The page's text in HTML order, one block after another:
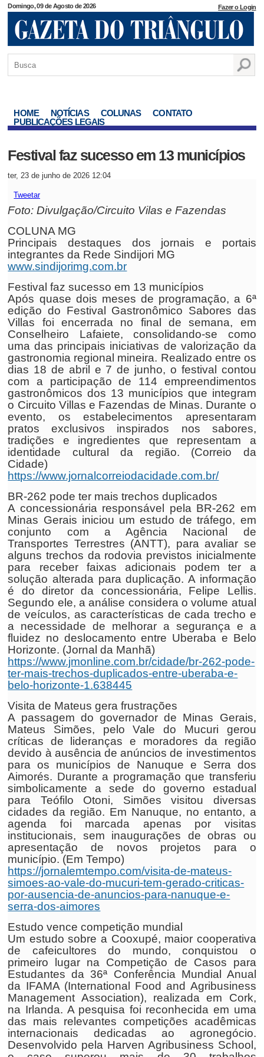
Domingo, 09 de Agosto de 2026 Fazer o Login
HOME NOTÍCIAS COLUNAS
CONTATO
PUBLICAÇÕES LEGAIS
Festival faz sucesso em 13 municípios
ter, 23 de junho de 2026 12:04
Tweetar
Foto: Divulgação/Circuito Vilas e Fazendas
COLUNA MG
Principais destaques dos jornais e portais
integrantes da Rede Sindijori MG
www.sindijorimg.com.br
Festival faz sucesso em 13 municípios
Após quase dois meses de programação, a 6ª
edição do Festival Gastronômico Sabores das
Villas foi encerrada no final de semana, em
Conselheiro Lafaiete, consolidando-se como
uma das principais iniciativas de valorização da
gastronomia regional mineira. Realizado entre os
dias 18 de abril e 7 de junho, o festival contou
com a participação de 114 empreendimentos
gastronômicos dos 13 municípios que integram
o Circuito Villas e Fazendas de Minas. Durante o
evento, os estabelecimentos apresentaram
pratos exclusivos inspirados nos sabores,
tradições e ingredientes que representam a
identidade cultural da região. (Correio da
Cidade)
https://www.jornalcorreiodacidade.com.br/
BR-262 pode ter mais trechos duplicados
A concessionária responsável pela BR-262 em
Minas Gerais iniciou um estudo de tráfego, em
conjunto com a Agência Nacional de
Transportes Terrestres (ANTT), para avaliar se
alguns trechos da rodovia previstos inicialmente
para receber faixas adicionais podem ter a
solução alterada para duplicação. A informação
é do diretor da concessionária, Felipe Lellis.
Segundo ele, a análise considera o volume atual
de veículos, as características de cada trecho e
a necessidade de melhorar a segurança e a
fluidez no deslocamento entre Uberaba e Belo
Horizonte. (Jornal da Manhã)
https://www.jmonline.com.br/cidade/br-262-pode-
ter-mais-trechos-duplicados-entre-uberaba-e-
belo-horizonte-1.638445
Visita de Mateus gera frustrações
A passagem do governador de Minas Gerais,
Mateus Simões, pelo Vale do Mucuri gerou
críticas de lideranças e moradores da região
devido à ausência de anúncios de investimentos
para os municípios de Nanuque e Serra dos
Aimorés. Durante a programação que transferiu
simbolicamente a sede do governo estadual
para Teófilo Otoni, Simões visitou diversas
cidades da região. Em Nanuque, no entanto, a
agenda foi marcada apenas por visitas
institucionais, sem inaugurações de obras ou
apresentação de novos projetos para o
município. (Em Tempo)
https://jornalemtempo.com/visita-de-mateus-
simoes-ao-vale-do-mucuri-tem-gerado-criticas-
por-ausencia-de-anuncios-para-nanuque-e-
serra-dos-aimores
Estudo vence competição mundial
Um estudo sobre a Cooxupé, maior cooperativa
de cafeicultores do mundo, conquistou o
primeiro lugar na Competição de Casos para
Estudantes da 36ª Conferência Mundial Anual
da IFAMA (International Food and Agribusiness
Management Association), realizada em Cork,
na Irlanda. A pesquisa foi reconhecida em uma
das mais relevantes competições acadêmicas
internacionais dedicadas ao agronegócio.
Desenvolvido pela Harven Agribusiness School,